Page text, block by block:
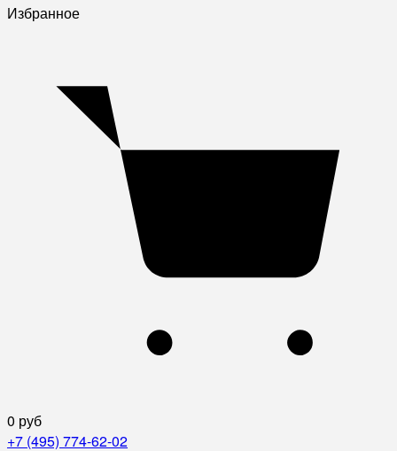
Избранное
0 руб
+7 (495) 774-62-02